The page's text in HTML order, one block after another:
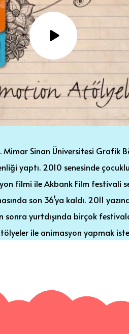
Mimar Sinan Üniversitesi
yaptı. 2010 senesinde
filmi ile Akbank Film festivali
son 36’ya kaldı. 2011
yurtdışında birçok
ile animasyon yapmak